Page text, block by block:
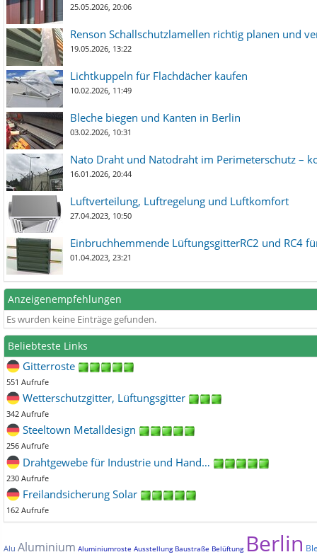
25.05.2026, 20:06
Renson Schallschutzlamellen richtig planen und
19.05.2026, 13:22
Lichtkuppeln für Flachdächer kaufen
10.02.2026, 11:49
Bleche biegen und Kanten in Berlin
03.02.2026, 10:31
Nato Draht und Natodraht im Perimeterschutz –
16.01.2026, 20:44
Luftverteilung, Luftregelung und Luftkomfort
27.04.2023, 10:50
Einbruchhemmende LüftungsgitterRC2 und RC4
01.04.2023, 23:21
Anzeigenempfehlungen
Es wurden keine Einträge gefunden.
Beliebteste Links
Gitterroste
551 Aufrufe
Wetterschutzgitter, Lüftungsgitter
342 Aufrufe
Steeltown Metalldesign
256 Aufrufe
Drahtgewebe für Industrie und Hand…
230 Aufrufe
Freilandsicherung Solar
162 Aufrufe
Alu Aluminium Aluminiumroste Ausstellung Baustraße Belüftung Berlin